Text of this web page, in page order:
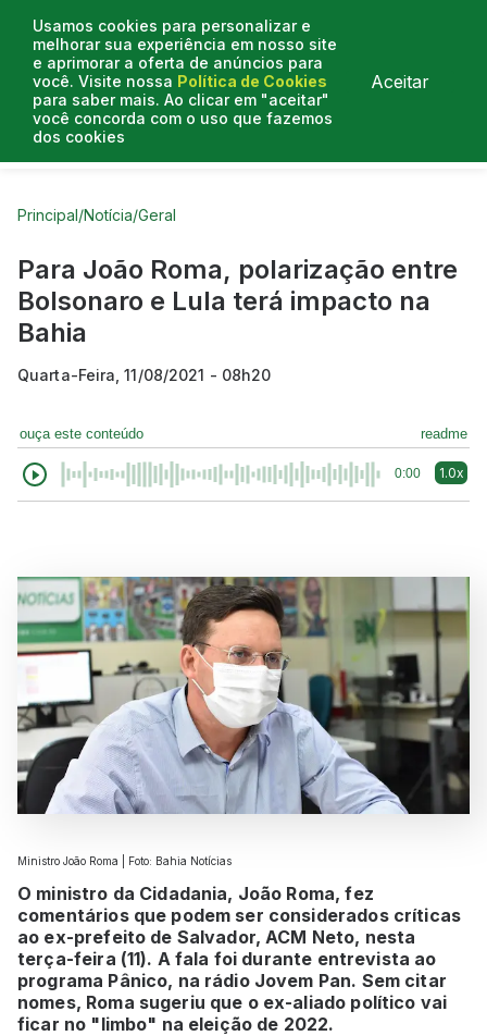
Usamos cookies para personalizar e
melhorar sua experiência em nosso site
e aprimorar a oferta de anúncios para
você. Visite nossa Política de Cookies
para saber mais. Ao clicar em "aceitar"
você concorda com o uso que fazemos
dos cookies
Aceitar
Curtas do Poder
Principal/Notícia/Geral
Para João Roma, polarização entre
Bolsonaro e Lula terá impacto na
Bahia
Quarta-Feira, 11/08/2021 - 08h20
ouça este conteúdo readme
0:00 1.0x
Ministro João Roma | Foto: Bahia Notícias
O ministro da Cidadania, João Roma, fez
comentários que podem ser considerados críticas
ao ex-prefeito de Salvador, ACM Neto, nesta
terça-feira (11). A fala foi durante entrevista ao
programa Pânico, na rádio Jovem Pan. Sem citar
nomes, Roma sugeriu que o ex-aliado político vai
ficar no "limbo" na eleição de 2022.